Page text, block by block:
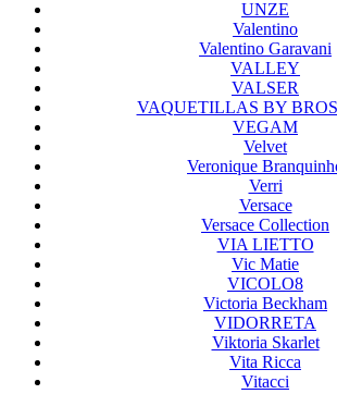
UNZE
Valentino
Valentino Garavani
VALLEY
VALSER
VAQUETILLAS BY
VEGAM
Velvet
Veronique
Verri
Versace
Versace Collection
VIA LIETTO
Vic Matie
VICOLO8
Victoria Beckham
VIDORRETA
Viktoria Skarlet
Vita Ricca
Vitacci